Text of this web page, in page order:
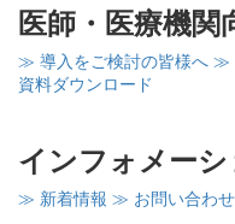
医師・医療機関
≫ 導入をご検討の皆様へ ≫
資料ダウンロード
インフォメーシ
≫ 新着情報 ≫ お問い合わせ